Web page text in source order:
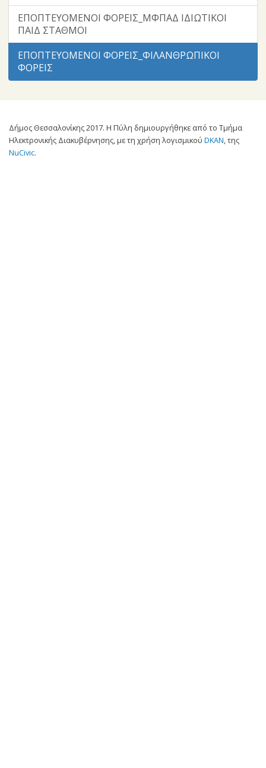
ΕΠΟΠΤΕΥΟΜΕΝΟΙ ΦΟΡΕΙΣ_ΜΦΠΑΔ ΙΔΙΩΤΙΚΟΙ
ΠΑΙΔ ΣΤΑΘΜΟΙ
ΕΠΟΠΤΕΥΟΜΕΝΟΙ ΦΟΡΕΙΣ_ΦΙΛΑΝΘΡΩΠΙΚΟΙ
ΦΟΡΕΙΣ
Δήμος Θεσσαλονίκης 2017. Η Πύλη δημιουργήθηκε από το Τμήμα
Ηλεκτρονικής Διακυβέρνησης, με τη χρήση λογισμικού DKAN, της
NuCivic.